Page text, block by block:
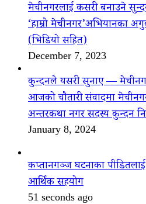
मेचीनगरलाई कसरी बनाउने
‘हाम्रो मेचीनगर’अभियानका
(भिडियो सहित)
December 7, 2023
कुन्दनले यसरी सुनाए —
आजको चौतारी संवादमा
अन्तरकथा नगर सदस्य कुन्दन
January 8, 2024
कप्तानगञ्ज घटनाका
आर्थिक सहयोग
51 seconds ago